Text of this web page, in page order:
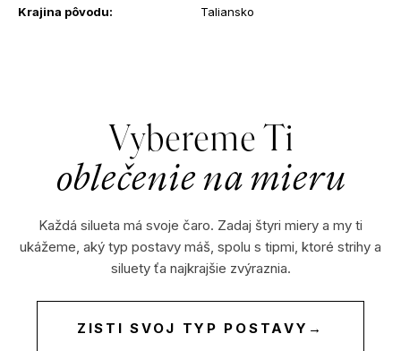
Krajina pôvodu: Taliansko
Vybereme Ti
oblečenie na mieru
Každá silueta má svoje čaro. Zadaj štyri miery a my ti
ukážeme, aký typ postavy máš, spolu s tipmi, ktoré strihy a
siluety ťa najkrajšie zvýraznia.
ZISTI SVOJ TYP POSTAVY →